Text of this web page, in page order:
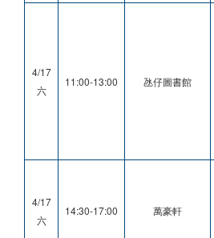
4/17
六
11:00-13:00 氹仔圖書館
4/17
六
14:30-17:00 萬豪軒